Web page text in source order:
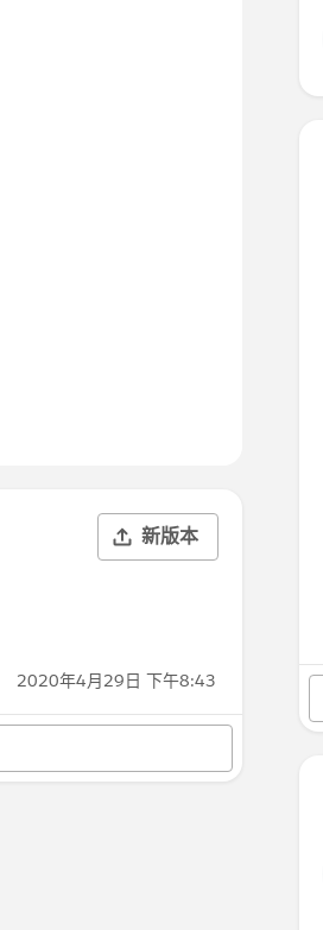
新版本
2020年4月29日 下午8:43